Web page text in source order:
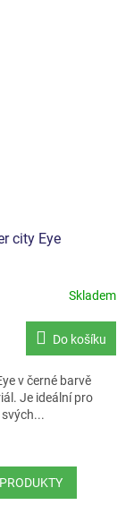
city Eye
Skladem
Do košíku
v černé barvě
Je ideální pro